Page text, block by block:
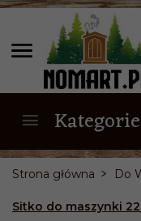
Kategorie
Strona główna Do
Sitko do maszynki